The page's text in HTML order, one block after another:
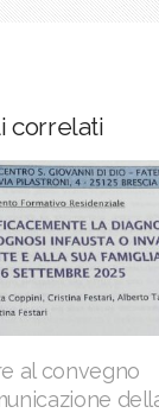
correlati
al convegno